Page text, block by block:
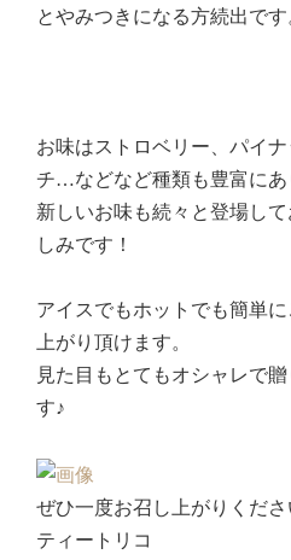
とやみつきになる方続出です
お味はストロベリー、パイ
チ…などなど種類も豊富にあ
新しいお味も続々と登場し
しみです！
アイスでもホットでも簡単
上がり頂けます。
見た目もとてもオシャレで
す♪
ぜひ一度お召し上がりくださ
ティートリコ